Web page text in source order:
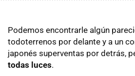
Podemos encontrarle algún
todoterrenos por delante y a un
japonés superventas por detrás,
todas luces.